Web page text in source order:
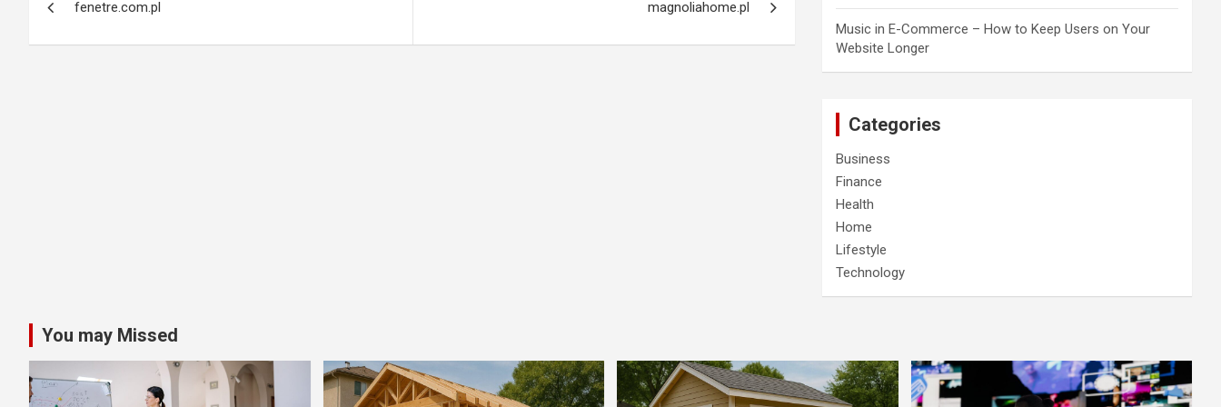
navigation
fenetre.com.pl
magnoliahome.pl
Music in E-Commerce – How to Keep Users on Your
Website Longer
Categories
Business
Finance
Health
Home
Lifestyle
Technology
You may Missed